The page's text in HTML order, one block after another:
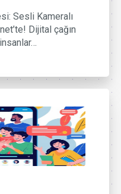
Sesli Kameralı
Dijital çağın